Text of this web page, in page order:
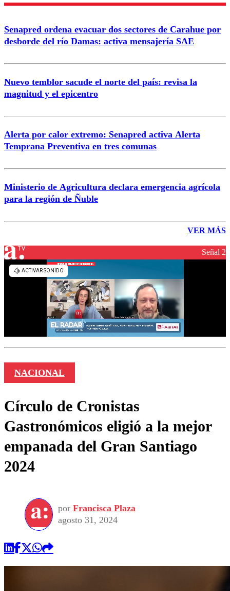
Enviar comentario
Senapred ordena evacuar dos sectores de Carahue por
desborde del río Damas: activa mensajería SAE
Nuevo temblor sacude el norte del país: revisa la
magnitud y el epicentro
Alerta por calor extremo: Senapred activa Alerta
Temprana Preventiva en tres comunas
Ministerio de Agricultura declara emergencia agrícola
para la región de Ñuble
VER MÁS
Señal 2
NACIONAL
Círculo de Cronistas
Gastronómicos eligió a la mejor
empanada del Gran Santiago
2024
por Francisca Plaza
agosto 31, 2024